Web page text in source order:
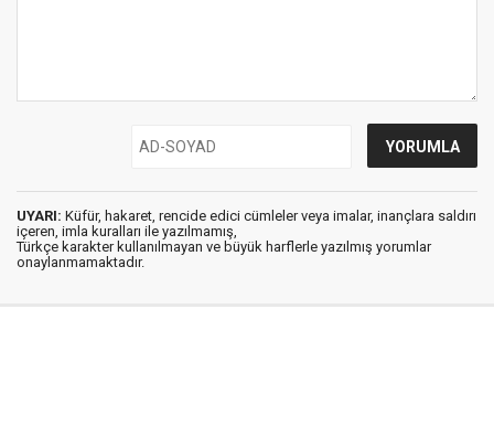
UYARI: Küfür, hakaret, rencide edici cümleler veya imalar, inançlara saldırı
içeren, imla kuralları ile yazılmamış,
Türkçe karakter kullanılmayan ve büyük harflerle yazılmış yorumlar
onaylanmamaktadır.